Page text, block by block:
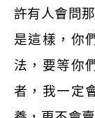
許有人會問
是這樣，你
法，要等你
者，我一定